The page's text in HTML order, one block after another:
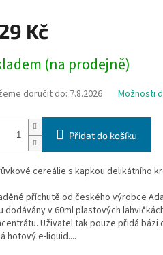
Kč
(na prodejně)
doručit do: 7.8.2026 Možnosti
Přidat do košíku
cereálie s kapkou delikátního
příchutě od českého výrobce
dodávány v 60ml plastových
Uživatel tak pouze přidá bázi
hotový e-liquid....